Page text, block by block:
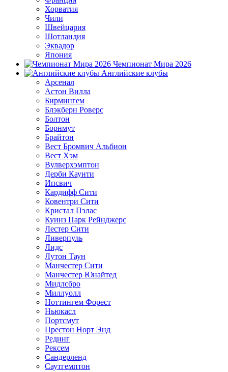
Хорватия
Чили
Швейцария
Шотландия
Эквадор
Япония
Чемпионат Мира 2026
Английские клубы
Арсенал
Астон Вилла
Бирмингем
Блэкберн Роверс
Болтон
Борнмут
Брайтон
Вест Бромвич Альбион
Вест Хэм
Вулверхэмптон
Дерби Каунти
Ипсвич
Кардифф Сити
Ковентри Сити
Кристал Пэлас
Куинз Парк Рейнджерс
Лестер Сити
Ливерпуль
Лидс
Лутон Таун
Манчестер Сити
Манчестер Юнайтед
Мидлсбро
Миллуолл
Ноттингем Форест
Ньюкасл
Портсмут
Престон Норт Энд
Рединг
Рексем
Сандерленд
Саутгемптон